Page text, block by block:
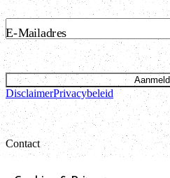
E-Mailadres
DisclaimerPrivacybeleid
Contact
Bataviastraat 24 unit 1.13